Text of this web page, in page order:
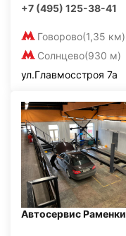
+7 (495) 125-38-41
Говорово(1,35 км)
Солнцево(930 м)
ул.Главмосстроя 7а
Автосервис Раменки